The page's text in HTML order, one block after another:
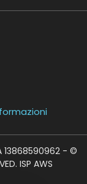
13868590962 - ©
ISP AWS